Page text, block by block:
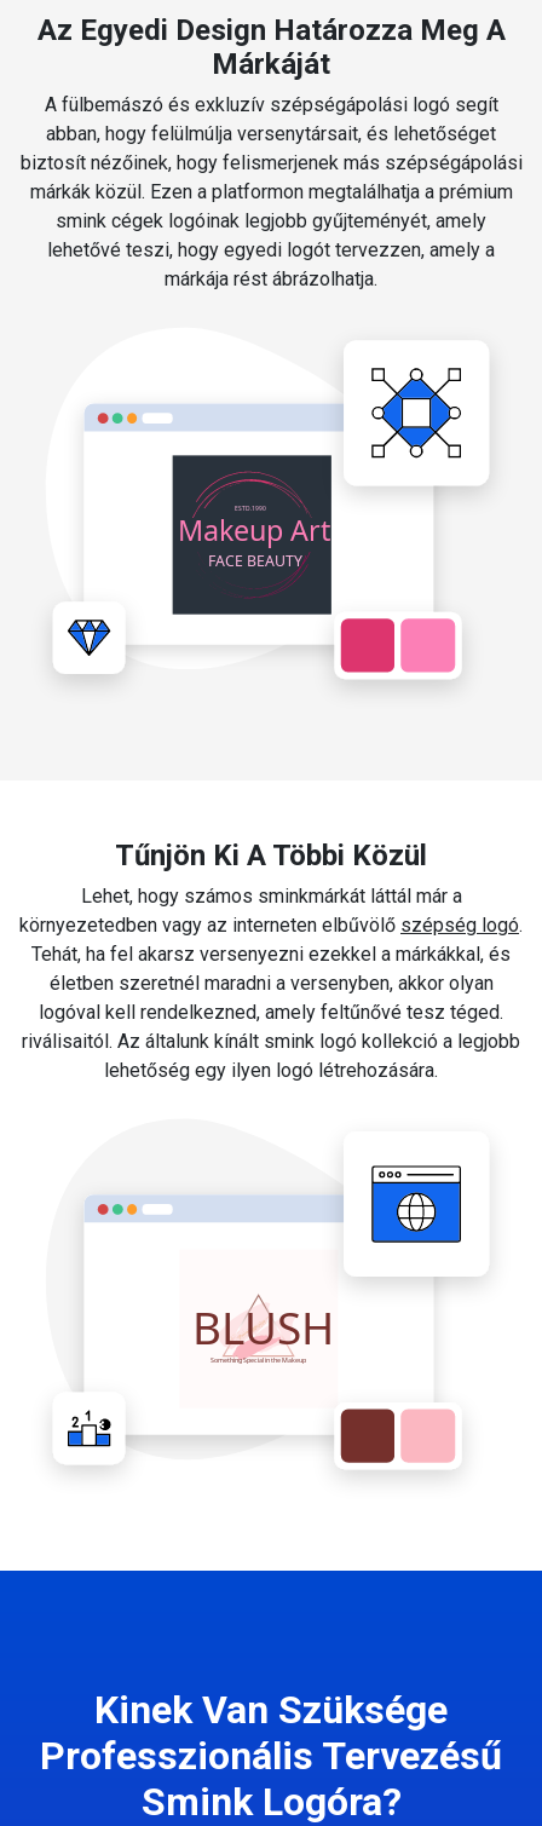
Az Egyedi Design Határozza Meg A
Márkáját
A fülbemászó és exkluzív szépségápolási logó segít
abban, hogy felülmúlja versenytársait, és lehetőséget
biztosít nézőinek, hogy felismerjenek más szépségápolási
márkák közül. Ezen a platformon megtalálhatja a prémium
smink cégek logóinak legjobb gyűjteményét, amely
lehetővé teszi, hogy egyedi logót tervezzen, amely a
márkája rést ábrázolhatja.
Tűnjön Ki A Többi Közül
Lehet, hogy számos sminkmárkát láttál már a
környezetedben vagy az interneten elbűvölő szépség logó.
Tehát, ha fel akarsz versenyezni ezekkel a márkákkal, és
életben szeretnél maradni a versenyben, akkor olyan
logóval kell rendelkezned, amely feltűnővé tesz téged.
riválisaitól. Az általunk kínált smink logó kollekció a legjobb
lehetőség egy ilyen logó létrehozására.
Kinek Van Szüksége
Professzionális Tervezésű
Smink Logóra?